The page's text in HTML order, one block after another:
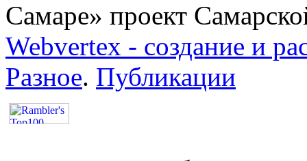
Самаре» проект
Webvertex - создание и
Разное. Публикации